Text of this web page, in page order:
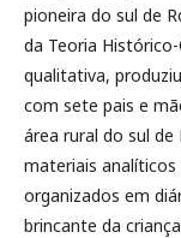
pioneira do sul de
da Teoria
qualitativa,
com sete pais e
área rural do sul de
materiais
organizados em
brincante da